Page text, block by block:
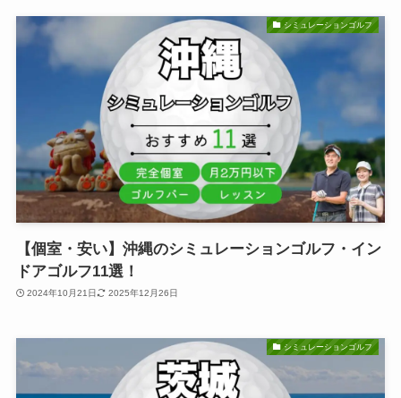
シミュレーションゴルフ
【個室・安い】沖縄のシミュレーションゴルフ・イン
ドアゴルフ11選！
2024年10月21日 2025年12月26日
シミュレーションゴルフ